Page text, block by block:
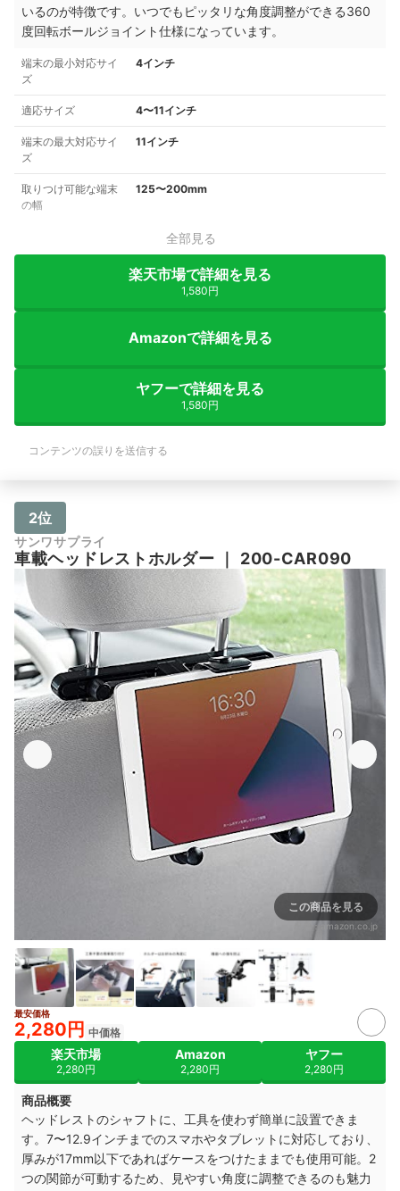
いるのが特徴です。いつでもピッタリな角度調整ができる360
度回転ボールジョイント仕様になっています。
端末の最小対応サイ
ズ
4インチ
適応サイズ 4〜11インチ
端末の最大対応サイ
ズ
11インチ
取りつけ可能な端末
の幅
125〜200mm
全部見る
楽天市場で詳細を見る
1,580円
Amazonで詳細を見る
ヤフーで詳細を見る
1,580円
コンテンツの誤りを送信する
2位
サンワサプライ
車載ヘッドレストホルダー ｜ 200-CAR090
この商品を見る
出典： amazon.co.jp
最安価格
2,280円 中価格
楽天市場
2,280円
Amazon
2,280円
ヤフー
2,280円
商品概要
ヘッドレストのシャフトに、工具を使わず簡単に設置できま
す。7〜12.9インチまでのスマホやタブレットに対応しており、
厚みが17mm以下であればケースをつけたままでも使用可能。2
つの関節が可動するため、見やすい角度に調整できるのも魅力